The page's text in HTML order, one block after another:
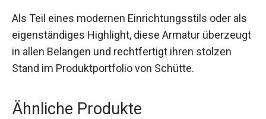
Als Teil eines modernen Einrichtungsstils oder als
eigenständiges Highlight, diese Armatur überzeugt
in allen Belangen und rechtfertigt ihren stolzen
Stand im Produktportfolio von Schütte.
Ähnliche Produkte